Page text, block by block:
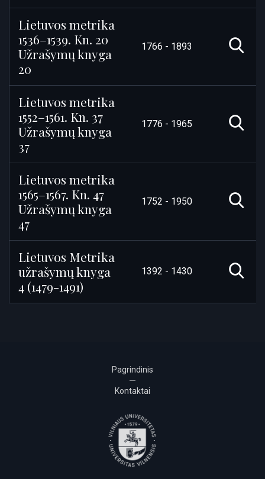
Lietuvos metrika
1536–1539. Kn. 20
Užrašymų knyga
20
1766 - 1893
Lietuvos metrika
1552–1561. Kn. 37
Užrašymų knyga
37
1776 - 1965
Lietuvos metrika
1565–1567. Kn. 47
Užrašymų knyga
47
1752 - 1950
Lietuvos Metrika
užrašymų knyga
4 (1479-1491)
1392 - 1430
Pagrindinis
Kontaktai